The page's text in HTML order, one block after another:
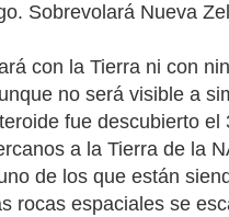
Sobrevolará Nueva
con la Tierra ni con
no será visible a
fue descubierto
a la Tierra de la
de los que están
rocas espaciales se